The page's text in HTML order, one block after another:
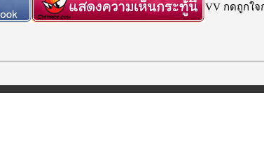
VV กดถูกใจ